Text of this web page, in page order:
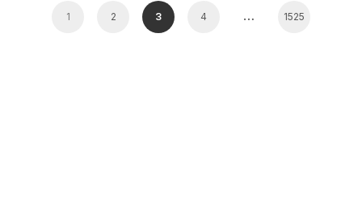
1 2 3 4 … 1525